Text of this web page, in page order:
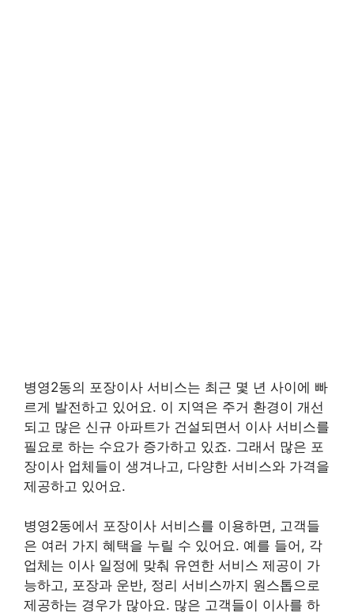
병영2동의 포장이사 서비스는 최근 몇 년 사이에 빠
르게 발전하고 있어요. 이 지역은 주거 환경이 개선
되고 많은 신규 아파트가 건설되면서 이사 서비스를
필요로 하는 수요가 증가하고 있죠. 그래서 많은 포
장이사 업체들이 생겨나고, 다양한 서비스와 가격을
제공하고 있어요.
병영2동에서 포장이사 서비스를 이용하면, 고객들
은 여러 가지 혜택을 누릴 수 있어요. 예를 들어, 각
업체는 이사 일정에 맞춰 유연한 서비스 제공이 가
능하고, 포장과 운반, 정리 서비스까지 원스톱으로
제공하는 경우가 많아요. 많은 고객들이 이사를 하